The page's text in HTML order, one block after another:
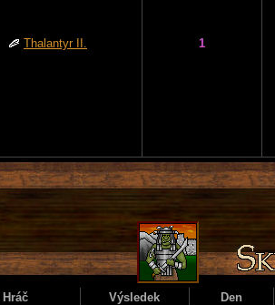
Thalantyr II. 1
Hráč Výsledek Den